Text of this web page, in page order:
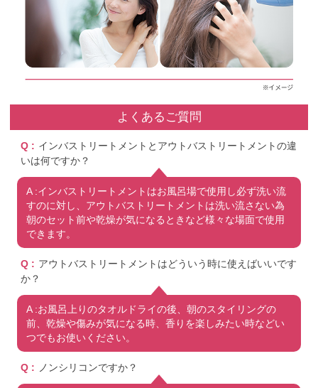
よくあるご質問
Q : インバストリートメントとアウトバストリートメントの違
いは何ですか？
A :インバストリートメントはお風呂場で使用し必ず洗い流
すのに対し、アウトバストリートメントは洗い流さない為
朝のセット前や乾燥が気になるときなど様々な場面で使用
できます。
Q : アウトバストリートメントはどういう時に使えばいいです
か？
A :お風呂上りのタオルドライの後、朝のスタイリングの
前、乾燥や傷みが気になる時、香りを楽しみたい時などい
つでもお使いください。
Q : ノンシリコンですか？